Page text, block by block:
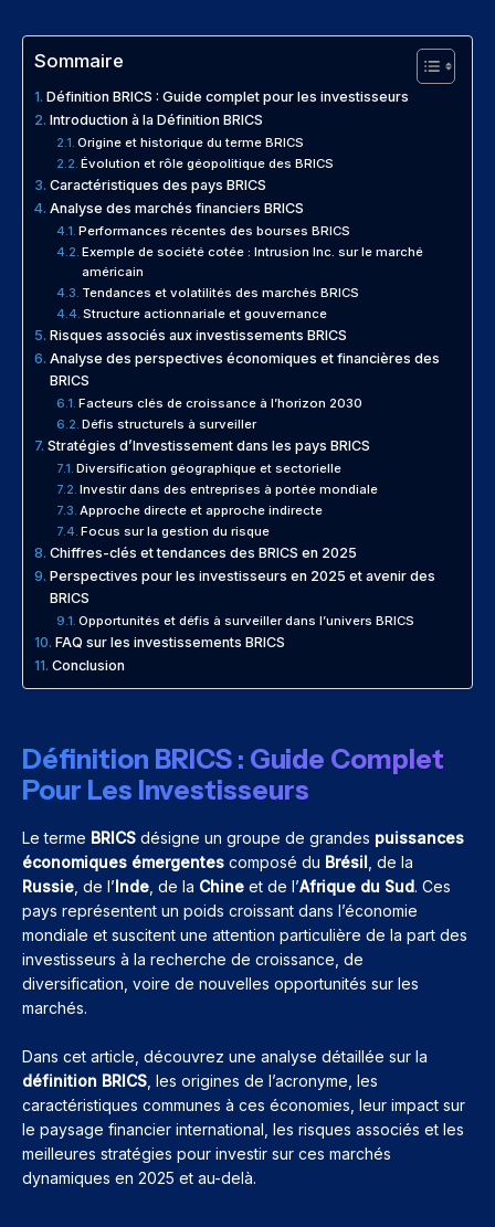
Sommaire
Définition BRICS : Guide complet pour les investisseurs
Introduction à la Définition BRICS
Origine et historique du terme BRICS
Évolution et rôle géopolitique des BRICS
Caractéristiques des pays BRICS
Analyse des marchés financiers BRICS
Performances récentes des bourses BRICS
Exemple de société cotée : Intrusion Inc. sur le marché
américain
Tendances et volatilités des marchés BRICS
Structure actionnariale et gouvernance
Risques associés aux investissements BRICS
Analyse des perspectives économiques et financières des
BRICS
Facteurs clés de croissance à l’horizon 2030
Défis structurels à surveiller
Stratégies d’Investissement dans les pays BRICS
Diversification géographique et sectorielle
Investir dans des entreprises à portée mondiale
Approche directe et approche indirecte
Focus sur la gestion du risque
Chiffres-clés et tendances des BRICS en 2025
Perspectives pour les investisseurs en 2025 et avenir des
BRICS
Opportunités et défis à surveiller dans l’univers BRICS
FAQ sur les investissements BRICS
Conclusion
Définition BRICS : Guide Complet
Pour Les Investisseurs
Le terme BRICS désigne un groupe de grandes puissances
économiques émergentes composé du Brésil , de la
Russie , de l’Inde , de la Chine et de l’Afrique du Sud. Ces
pays représentent un poids croissant dans l’économie
mondiale et suscitent une attention particulière de la part des
investisseurs à la recherche de croissance, de
diversification, voire de nouvelles opportunités sur les
marchés.
Dans cet article, découvrez une analyse détaillée sur la
définition BRICS , les origines de l’acronyme, les
caractéristiques communes à ces économies, leur impact sur
le paysage financier international, les risques associés et les
meilleures stratégies pour investir sur ces marchés
dynamiques en 2025 et au-delà.